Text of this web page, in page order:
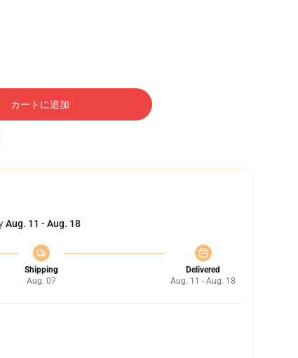
カートに追加
Aug. 11 - Aug. 18
Shipping
Aug. 07
Delivered
Aug. 11 - Aug. 18